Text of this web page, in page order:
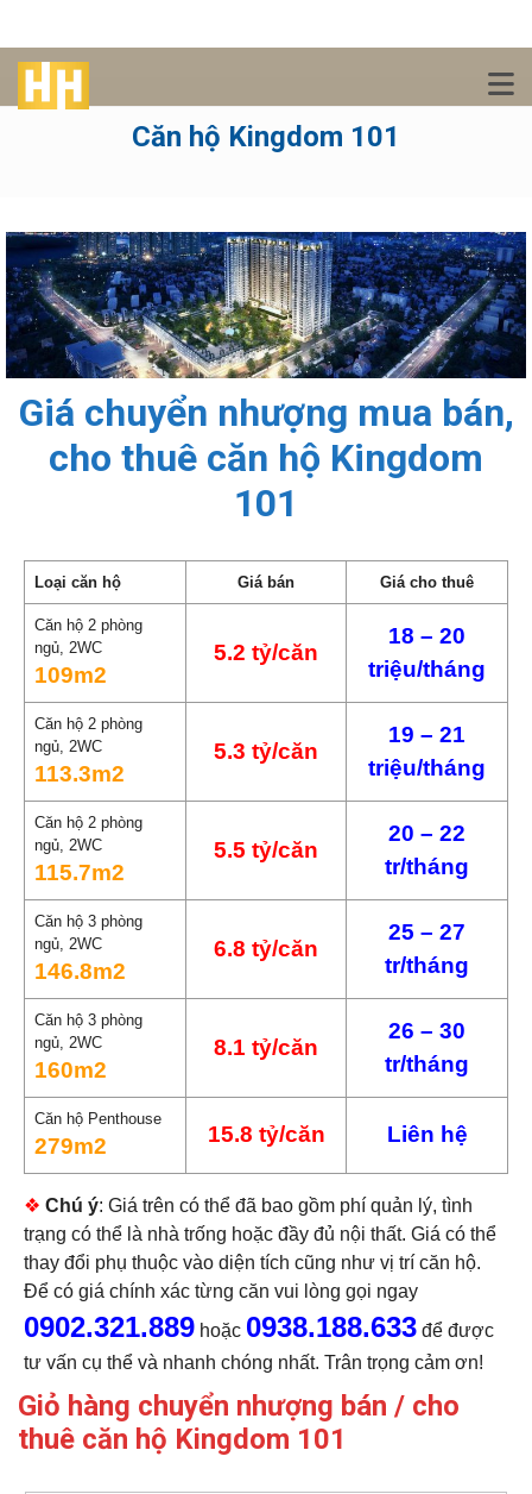
Căn hộ Kingdom 101
Giá chuyển nhượng mua bán,
cho thuê căn hộ Kingdom
101
Loại căn hộ Giá bán Giá cho thuê
Căn hộ 2 phòng
ngủ, 2WC
109m2
5.2 tỷ/căn
18 – 20
triệu/tháng
Căn hộ 2 phòng
ngủ, 2WC
113.3m2
5.3 tỷ/căn
19 – 21
triệu/tháng
Căn hộ 2 phòng
ngủ, 2WC
115.7m2
5.5 tỷ/căn
20 – 22
tr/tháng
Căn hộ 3 phòng
ngủ, 2WC
146.8m2
6.8 tỷ/căn
25 – 27
tr/tháng
Căn hộ 3 phòng
ngủ, 2WC
160m2
8.1 tỷ/căn
26 – 30
tr/tháng
Căn hộ Penthouse
279m2 15.8 tỷ/căn Liên hệ
❖ Chú ý: Giá trên có thể đã bao gồm phí quản lý, tình
trạng có thể là nhà trống hoặc đầy đủ nội thất. Giá có thể
thay đổi phụ thuộc vào diện tích cũng như vị trí căn hộ.
Để có giá chính xác từng căn vui lòng gọi ngay
0902.321.889 hoặc 0938.188.633 để được
tư vấn cụ thể và nhanh chóng nhất. Trân trọng cảm ơn!
Giỏ hàng chuyển nhượng bán / cho
thuê căn hộ Kingdom 101